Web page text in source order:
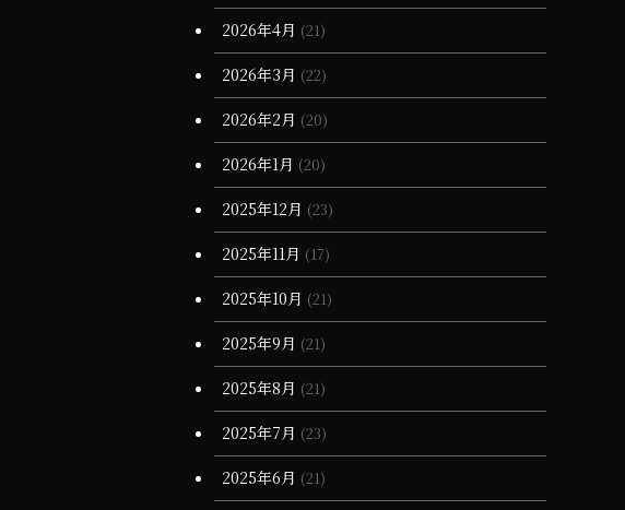
(3)
(4)
(13)
(3)
(11)
(1)
(1)
2026年4月 (21)
2026年3月 (22)
2026年2月 (20)
2026年1月 (20)
2025年12月 (23)
2025年11月 (17)
2025年10月 (21)
2025年9月 (21)
2025年8月 (21)
2025年7月 (23)
2025年6月 (21)